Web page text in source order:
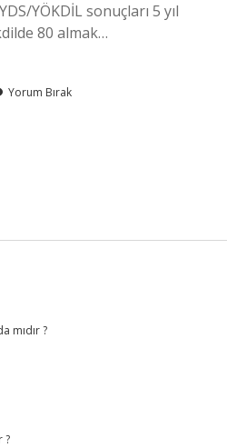
YÖKDİL sonuçları 5 yıl
80 almak…
Yorum Bırak
mıdır ?
?